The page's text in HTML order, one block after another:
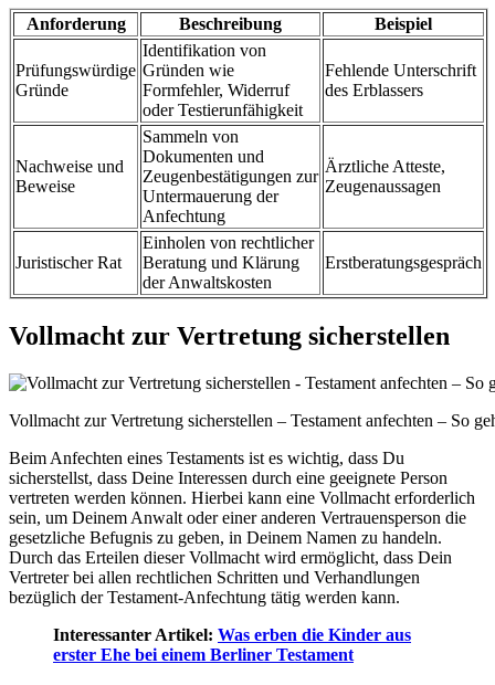
Anforderung Beschreibung Beispiel
Prüfungswürdige
Gründe
Identifikation von
Gründen wie
Formfehler, Widerruf
oder Testierunfähigkeit
Fehlende Unterschrift
des Erblassers
Nachweise und
Beweise
Sammeln von
Dokumenten und
Zeugenbestätigungen zur
Untermauerung der
Anfechtung
Ärztliche Atteste,
Zeugenaussagen
Juristischer Rat
Einholen von rechtlicher
Beratung und Klärung
der Anwaltskosten
Erstberatungsgespräch
Vollmacht zur Vertretung sicherstellen
Vollmacht zur Vertretung sicherstellen – Testament anfechten – So
Beim Anfechten eines Testaments ist es wichtig, dass Du
sicherstellst, dass Deine Interessen durch eine geeignete Person
vertreten werden können. Hierbei kann eine Vollmacht erforderlich
sein, um Deinem Anwalt oder einer anderen Vertrauensperson die
gesetzliche Befugnis zu geben, in Deinem Namen zu handeln.
Durch das Erteilen dieser Vollmacht wird ermöglicht, dass Dein
Vertreter bei allen rechtlichen Schritten und Verhandlungen
bezüglich der Testament-Anfechtung tätig werden kann.
Interessanter Artikel: Was erben die Kinder aus
erster Ehe bei einem Berliner Testament